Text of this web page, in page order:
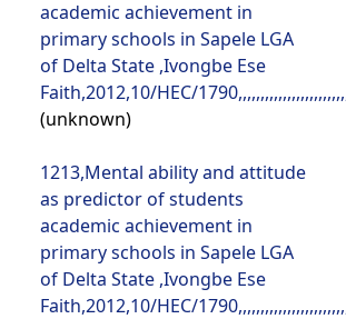
(unknown)
1213,Mental ability and attitude as predictor of students academic achievement in primary schools in Sapele LGA of Delta State ,Ivongbe Ese Faith,2012,10/HEC/1790,,,,,,,,,,,,,,,,,,,,,,,,,,,,,,,,,,,,,,,,,,,,,,,,,,,,,,,,,,,,,,,,,,,,,,,,,,,,,,,,,,,,,,,,,,,,,,,,,,,,,,,,,,,,,,,,,,,,,,,,,,,,,,,,,,,,,,,,,,,,,,,,,,,,,,,,,,,,,,,,,,,,,,,,,,,,,,,,,,,,,,,,,,,,,,,,,,,,,,,,,,,,,,,,,,,,,,,,,,,,,,,,,,,,,,,,,,,,,,,,,,,,,,,,,,,,,,,,,,,,,,,,,,,,,,,,,,,,,,,,,,,,,,,,,,,,,,,,,,,,,,,,,,,,,,,,,,,,,,,,,,,,,,,,,,,,,,,,,,,,,,,,,,,,,,,,,,,,,,,,,,,,,,,,,,,,,,,,,,,,,,,,,,,,,,,,,,,,,,,,,,,,,,,,,,,,,,,,,,,,,,,,,,,,,,,,,,,,,,,,,,,,,,,,,,,,,,,,,,,,,,,,,,,,,,,,,,,,,,,,,,,,,,,,,,,,,,,,,,,,,,,,,,,,,,,,,,,,,,,,,,,,,,,,,,,,,,,,,,,,,,,,,,,,,,,,,,,,,,,,,,,,,,,,,,,,,,,,,,,,,,,,,,,,,,,,,,,,,,,,,,,,,,,,,,,,,,,,,,,,,,,,,,,,,,,,,,,,,,,,,,,,,,,,,,,,,,,,,,,,,,,,,,,,,,,,,,,,,,,,,,,,,,,,,,,,,,,,,,,,,,,,,,,,,,,,,,,,,,,,,,,,,,,,,,,,,,,,,,,,,,,,,,,,,,,,,,,,,,,,,,,,,,,,,,,,,,,,,,,,,,,,,,,,,,,,,,,,,,,,,,,,,,,,,,,,,,,,,,,,,,,,,,,,,,,,,,,,,,,,,,,,,,,,,,,,,,,,,,,,,,,,,,,,,,,,,,,,,,,,,,,,,,,,,,,,,,,,,,,,,,,,,,,,,,,,,,,,,,,,,,,,,,,,,,,,,,,,,,,,,,,,,,,,,,,,,,,,,,,,,,,,,,,,,,,,,,,,,,,,,,,,,,,,,,,,,,,,,,,,,,,,,,,,,,,,,,,,,,,,,,,,,,,,,,,,,,,,,,,,,,,,,,,,,,,,,,,,,,,,,,,,,,,,,,,,,,,,,,,,,,,,,,,,,,,,,,,,,,,,,,,,,,,,,,,,,,,,,,,,,,,,,,,,,,,,,,,,,,,,,,,,,,,,,,,,,,,,,,,,,,,,,,,,,,,,,,,,,,,,,,,,,,,,,,,,,,,,,,,,,,,,,,,,,,,,,,,,,,,,,,,,,,,,,,,,,,,,,,,,,,,,,,,,,,,,,,,,,,,,,,,,,,,,,,,,,,,,,,,,,,,,,,,,,,,,,,,,,,,,,,,,,,,,,,,,,,,,,,,,,,,,,,,,,,,,,,,,,,,,,,,,,,,,,,,,,,,,,,,,,,,,,,,,,,,,,,,,,,,,,,,,,,,,,,,,,,,,,,,,,,,,,,,,,,,,,,,,,,,,,,,,,,,,,,,,,,,,,,,,,,,,,,,,,,,,,,,,,,,,,,,,,,,,,,,,,,,,,,,,,,,,,,,,,,,,,,,,,,,,,,,,,,,,,,,,,,,,,,,,,,,,,,,,,,,,,,,,,,,,,,,,,,,,,,,,,,,,,,,,,,,,,,,,,,,,,,,,,,,,,,,,,,,,,,,,,,,,,,,,,,,,,,,,,,,,,,,,,,,,,,,,,,,,,,,,,,,,,,,,,,,,,,,,,,,,,,,,,,,,,,,,,,,,,,,,,,,,,,,,,,,,,,,,,,,,,,,,,,,,,,,,,,,,,,,,,,,,,,,,,,,,,,,,,,,,,,,,,,,,,,,,,,,,,,,,,,,,,,,,,,,,,,,,,,,,,,,,,,,,,,,,,,,,,,,,,,,,,,,,,,,,,,,,,,,,,,,,,,,,,,,,,,,,,,,,,,,,,,,,,,,,,,,,,,,,,,,,,,,,,,,,,,,,,,,,,,,,,,,,,,,,,,,,,,,,,,,,,,,,,,,,,,,,,,,,,,,,,,,,,,,,,,,,,,,,,,,,,,,,,,,,,,,,,,,,,,,,,,,,,,,,,,,,,,,,,,,,,,,,,,,,,,,,,,,,,,,,,,,,,,,,,,,,,,,,,,,,,,,,,,,,,,,,,,,,,,,,,,,,,,,,,,,,,,,,,,,,,,,,,,,,,,,,,,,,,,,,,,,,,,,,,,,,,,,,,,,,,,,,,,,,,,,,,,,,,,,,,,,,,,,,,,,,,,,,,,,,,,,,,,,,,,,,,,,,,,,,,,,,,,,,,,,,,,,,,,,,,,,,,,,,,,,,,,,,,,,,,,,,,,,,,,,,,,,,,,,,,,,,,,,,,,,,,,,,,,,,,,,,,,,,,,,,,,,,,,,,,,,,,,,,,,,,,,,,,,,,,,,,,,,,,,,,,,,,,,,,,,,,,,,,,,,,,,,,,,,,,,,,,,,,,,,,,,,,,,,,,,,,,,,,,,,,,,,,,,,,,,,,,,,,,,,,,,,,,,,,,,,,,,,,,,,,,,,,,,,,,,,,,,,,,,,,,,,,,,,,,,,,,,,,,,,,,,,,,,,,,,,,,,,,,,,,,,,,,,,,,,,,,,,,,,,,,,,,,,,,,,,,,,,,,,,,,,,,,,,,,,,,,,,,,,,,,,,,,,,,,,,,,,,,,,,,,,,,,,,,,,,,,,,,,,,,,,,,,,,,,,,,,,,,,,,,,,,,,,,,,,,,,,,,,,,,,,,,,,,,,,,,,,,,,,,,,,,,,,,,,,,,,,,,,,,,,,,,,,,,,,,,,,,,,,,,,,,,,,,,,,,,,,,,,,,,,,,,,,,,,,,,,,,,,,,,,,,,,,,,,,,,,,,,,,,,,,,,,,,,,,,,,,,,,,,,,,,,,,,,,,,,,,,,,,,,,,,,,,,,,,,,,,,,,,,,,,,,,,,,,,,,,,,,,,,,,,,,,,,,,,,,,,,,,,,,,,,,,,,,,,,,,,,,,,,,,,,,,,,,,,,,,,,,,,,,,,,,,,,,,,,,,,,,,,,,,,,,,,,,,,,,,,,,,,,,,,,,,,,,,,,,,,,,,,,,,,,,,,,,,,,,,,,,,,,,,,,,,,,,,,,,,,,,,,,,,,,,,,,,,,,,,,,,,,,,,,,,,,,,,,,,,,,,,,,,,,,,,,,,,,,,,,,,,,,,,,,,,,,,,,,,,,,,,,,,,,,,,,,,,,,,,,,,,,,,,,,,,,,,,,,,,,,,,,,,,,,,,,,,,,,,,,,,,,,,,,,,,,,,,,,,,,,,,,,,,,,,,,,,,,,,,,,,,,,,,,,,,,,,,,,,,,,,,,,,,,,,,,,,,,,,,,,,,,,,,,,,,,,,,,,,,,,,,,,,,,,,,,,,,,,,,,,,,,,,,,,,,,,,,,,,,,,,,,,,,,,,,,,,,,,,,,,,,,,,,,,,,,,,,,,,,,,,,,,,,,,,,,,,,,,,,,,,,,,,,,,,,,,,,,,,,,,,,,,,,,,,,,,,,,,,,,,,,,,,,,,,,,,,,,,,,,,,,,,,,,,,,,,,,,,,,,,,,,,,,,,,,,,,,,,,,,,,,,,,,,,,,,,,,,,,,,,,,,,,,,,,,,,,,,,,,,,,,,,,,,,,,,,,,,,,,,,,,,,,,,,,,,,,,,,,,,,,,,,,,,,,,,,,,,,,,,,,,,,,,,,,,,,,,,,,,,,,,,,,,,,,,,,,,,,,,,,,,,,,,,,,,,,,,,,,,,,,,,,,,,,,,,,,,,,,,,,,,,,,,,,,,,,,,,,,,,,,,,,,,,,,,,,,,,,,,,,,,,,,,,,,,,,,,,,,,,,,,,,,,,,,,,,,,,,,,,,,,,,,,,,,,,,,,,,,,,,,,,,,,,,,,,,,,,,,,,,,,,,,,,,,,,,,,,,,,,,,,,,,,,,,,,,,,,,,,,,,,,,,,,,,,,,,,,,,,,,,,,,,,,,,,,,,,,,,,,,,,,,,,,,,,,,,,,,,,,,,,,,,,,,,,,,,,,,,,,,,,,,,,,,,,,,,,,,,,,,,,,,,,,,,,,,,,,,,,,,,,,,,,,,,,,,,,,,,,,,,,,,,,,,,,,,,,,,,,,,,,,,,,,,,,,,,,,,,,,,,,,,,,,,,,,,,,,,,,,,,,,,,,,,,,,,,,,,,,,,,,,,,,,,,,,,,,,,,,,,,,,,,,,,,,,,,,,,,,,,,,,,,,,,,,,,,,,,,,,,,,,,,,,,,,,,,,,,,,,,,,,,,,,,,,,,,,,,,,,,,,,,,,,,,,,,,,,,,,,,,,,,,,,,,,,,,,,,,,,,,,,,,,,,,,,,,,,,,,,,,,,,,,,,,,,,,,,,,,,,,,,,,,,,,,,,,,,,,,,,,,,,,,,,,,,,,,,,,,,,,,,,,,,,,,,,,,,,,,,,,,,,,,,,,,,,,,,,,,,,,,,,,,,,,,,,,,,,,,,,,,,,,,,,,,,,,,,,,,,,,,,,,,,,,,,,,,,,,,,,,,,,,,,,,,,,,,,,,,,,,,,,,,,,,,,,,,,,,,,,,,,,,,,,,,,,,,,,,,,,,,,,,,,,,,,,,,,,,,,,,,,,,,,,,,,,,,,,,,,,,,,,,,,,,,,,,,,,,,,,,,,,,,,,,,,,,,,,,,,,,,,,,,,,,,,,,,,,,,,,,,,,,,,,,,,,,,,,,,,,,,,,,,,,,,,,,,,,,,,,,,,,,,,,,,,,,,,,,,,,,,,,,,,,,,,,,,,,,,,,,,,,,,,,,,,,,,,,,,,,,,,,,,,,,,,,,,,,,,,,,,,,,,,,,,,,,,,,,,,,,,,,,,,,,,,,,,,,,,,,,,,,,,,,,,,,,,,,,,,,,,,,,,,,,,,,,,,,,,,,,,,,,,,,,,,,,,,,,,,,,,,,,,,,,,,,,,,,,,,,,,,,,,,,,,,,,,,,,,,,,,,,,,,,,,,,,,,,,,,,,,,,,,,,,,,,,,,,,,,,,,,,,,,,,,,,,,,,,,,,,,,,,,,,,,,,,,,,,,,,,,,,,,,,,,,,,,,,,,,,,,,,,,,,,,,,,,,,,,,,,,,,,,,,,,,,,,,,,,,,,,,,,,,,,,,,,,,,,,,,,,,,,,,,,,,,,,,,,,,,,,,,,,,,,,,,,,,,,,,,,,,,,,,,,,,,,,,,,,,,,,,,,,,,,,,,,,,,,,,,,,,,,,,,,,,,,,,,,,,,,,,,,,,,,,,,,,,,,,,,,,,,,,,,,,,,,,,,,,,,,,,,,,,,,,,,,,,,,,,,,,,,,,,,,,,,,,,,,,,,,,,,,,,,,,,,,,,,,,,,,,,,,,,,,,,,,,,,,,,,,,,,,,,,,,,,,,,,,,,,,,,,,,,,,,,,,,,,,,,,,,,,,,,,,,,,,,,,,,,,,,,,,,,,,,,,,,,,,,,,,,,,,,,,,,,,,,,,,,,,,,,,,,,,,,,,,,,,,,,,,,,,,,,,,,,,,,,,,,,,,,,,,,,,,,,,,,,,,,,,,,,,,,,,,,,,,,,,,,,,,,,,,,,,,,,,,,,,,,,,,,,,,,,,,,,,,,,,,,,,,,,,,,,,,,,,,,,,,,,,,,,,,,,,,,,,,,,,,,,,,,,,,,,,,,,,,,,,,,,,,,,,,,,,,,,,,,,,,,,,,,,,,,,,,,,,,,,,,,,,,,,,,,,,,,,,,,,,,,,,,,,,,,,,,,,,,,,,,,,,,,,,,,,,,,,,,,,,,,,,,,,,,,,,,,,,,,,,,,,,,,,,,,,,,,,,,,,,,,,,,,,,,,,,,,,,,,,,,,,,,,,,,,,,,,,,,,,,,,,,,,,,,,,,,,,,,,,,,,,,,,,,,,,,,,,,,,,,,,,,,,,,,,,,,,,,,,,,,,,,,,,,,,,,,,,,,,,,,,,,,,,,,,,,,,,,,,,,,,,,,,,,,,,,,,,,,,,,,,,,,,,,,,,,,,,,,,,,,,,,,,,,,,,,,,,,,,,,,,,,,,,,,,,,,,,,,,,,,,,,,,,,,,,,,,,,,,,,,,,,,,,,,,,,,,,,,,,,,,,,,,,,,,,,,,,,,,,,,,,,,,,,,,,,,,,,,,,,,,,,,,,,,,,,,,,,,,,,,,,,,,,,,,,,,,,,,,,,,,,,,,,,,,,,,,,,,,,,,,,,,,,,,,,,,,,,,,,,,,,,,,,,,,,,,,,,,,,,,,,,,,,,,,,,,,,,,,,,,,,,,,,,,,,,,,,,,,,,,,,,,,,,,,,,,,,,,,,,,,,,,,,,,,,,,,,,,,,,,,,,,,,,,,,,,,,,,,,,,,,,,,,,,,,,,,,,,,,,,,,,,,,,,,,,,,,,,,,,,,,,,,,,,,,,,,,,,,,,,,,,,,,,,,,,,,,,,,,,,,,,,,,,,,,,,,,,,,,,,,,,,,,,,,,,,,,,,,,,,,,,,,,,,,,,,,,,,,,,,,,,,,,,,,,,,,,,,,,,,,,,,,,,,,,,,,,,,,,,,,,,,,,,,,,,,,,,,,,,,,,,,,,,,,,,,,,,,,,,,,,,,,,,,,,,,,,,,,,,,,,,,,,,,,,,,,,,,,,,,,,,,,,,,,,,,,,,,,,,,,,,,,,,,,,,,,,,,,,,,,,,,,,,,,,,,,,,,,,,,,,,,,,,,,,,,,,,,,,,,,,,,,,,,,,,,,,,,,,,,,,,,,,,,,,,,,,,,,,,,,,,,,,,,,,,,,,,,,,,,,,,,,,,,,,,,,,,,,,,,,,,,,,,,,,,,,,,,,,,,,,,,,,,,,,,,,,,,,,,,,,,,,,,,,,,,,,,,,,,,,,,,,,,,,,,,,,,,,,,,,,,,,,,,,,,,,,,,,,,,,,,,,,,,,,,,,,,,,,,,,,,,,,,,,,,,,,,,,,,,,,,,,,,,,,,,,,,,,,,,,,,,,,,,,,,,,,,,,,,,,,,,,,,,,,,,,,,,,,,,,,,,,,,,,,,,,,,,,,,,,,,,,,,,,,,,,,,,,,,,,,,,,,,,,,,,,,,,,,,,,,,,,,,,,,,,,,,,,,,,,,,,,,,,,,,,,,,,,,,,,,,,,,,,,,,,,,,,,,,,,,,,,,,,,,,,,,,,,,,,,,,,,,,,,,,,,,,,,,,,,,,,,,,,,,,,,,,,,,,,,,,,,,,,,,,,,,,,,,,,,,,,,,,,,,,,,,,,,,,,,,,,,,,,,,,,,,,,,,,,,,,,,,,,,,,,,,,,,,,,,,,,,,,,,,,,,,,,,,,,,,,,,,,,,,,,,,,,,,,,,,,,,,,,,,,,,,,,,,,,,,,,,,,,,,,,,,,,,,,,,,,,,,,,,,,,,,,,,,,,,,,,,,,,,,,,,,,,,,,,,,,,,,,,,,,,,,,,,,,,,,,,,,,,,,,,,,,,,,,,,,,,,,,,,,,,,,,,,,,,,,,,,,,,,,,,,,,,,,,,,,,,,,,,,,,,,,,,,,,,,,,,,,,,,,,,,,,,,,,,,,,,,,,,,,,,,,,,,,,,,,,,,,,,,,,,,,,,,,,,,,,,,,,,,,,,,,,,,,,,,,,,,,,,,,,,,,,,,,,,,,,,,,,,,,,,,,,,,,,,,,,,,,,,,,,,,,,,,,,,,,,,,,,,,,,,,,,,,,,,,,,,,,,,,,,,,,,,,,,,,,,,,,,,,,,,,,,,,,,,,,,,,,,,,,,,,,,,,,,,,,,,,,,,,,,,,,,,,,,,,,,,,,,,,,,,,,,,,,,,,,,,,,,,,,,,,,,,,,,,,,,,,,,,,,,,,,,,,,,,,,,,,,,,,,,,,,,,,,,,,,,,,,,,,,,,,,,,,,,,,,,,,,,,,,,,,,,,,,,,,,,,,,,,,,,,,,,,,,,,,,,,,,,,,,,,,,,,,,,,,,,,,,,,,,,,,,,,,,,,,,,,,,,,,,,,,,,,,,,,,,,,,,,,,,,,,,,,,,,,,,,,,,,,,,,,,,,,,,,,,,,,,,,,,,,,,,,,,,,,,,,,,,,,,,,,,,,,,,,,,,,,,,,,,,,,,,,,,,,,,,,,,,,,,,,,,,,,,,,,,,,,,,,,,,,,,,,,,,,,,,,,,,,,,,,,,,,,,,,,,,,,,,,,,,,,,,,,,,,,,,,,,,,,,,,,,,,,,,,,,,,,,,,,,,,,,,,,,,,,,,,,,,,,,,,,,,,,,,,,,,,,,,,,,,,,,,,,,,,,,,,,,,,,,,,,,,,,,,,,,,,,,,,,,,,,,,,,,,,,,,,,,,,,,,,,,,,,,,,,,,,,,,,,,,,,,,,,,,,,,,,,,,,,,,,,,,,,,,,,,,,,,,,,,,,,,,,,,,,,,,,,,,,,,,,,,,,,,,,,,,,,,,,,,,,,,,,,,,,,,,,,,,,,,,,,,,,,,,,,,,,,,,,,,,,,,,,,,,,,,,,,,,,,,,,,,,,,,,,,,,,,,,,,,,,,,,,,,,,,,,,,,,,,,,,,,,,,,,,,,,,,,,,,,,,,,,,,,,,,,,,,,,,,,,,,,,,,,,,,,,,,,,,,,,,,,,,,,,,,,,,,,,,,,,,,,,,,,,,,,,,,,,,,,,,,,,,,,,,,,,,,,,,,,,,,,,,,,,,,,,,,,,,,,,,,,,,,,,,,,,,,,,,,,,,,,,,,,,,,,,,,,,,,,,,,,,,,,,,,,,,,,,,,,,,,,,,,,,,,,,,,,,,,,,,,,,,,,,,,,,,,,,,,,,,,,,,,,,,,,,,,,,,,,,,,,,,,,,,,,,,,,,,,,,,,,,,,,,,,,,,,,,,,,,,,,,,,,,,,,,,,,,,,,,,,,,,,,,,,,,,,,,,,,,,,,,,,,,,,,,,,,,,,,,,,,,,,,,,,,,,,,,,,,,,,,,,,,,,,,,,,,,,,,,,,,,,,,,,,,,,,,,,,,,,,,,,,,,,,,,,,,,,,,,,,,,,,,,,,,,,,,,,,,,,,,,,,,,,,,,,,,,,,,,,,,,,,,,,,,,,,,,,,,,,,,,,,,,,,,,,,,,,,,,,,,,,,,,,,,,,,,,,,,,,,,,,,,,,,,,,,,,,,,,,,,,,,,,,,,,,,,,,,,,,,,,,,,,,,,,,,,,,,,,,,,,,,,,,,,,,,,,,,,,,,,,,,,,,,,,,,,,,,,,,,,,,,,,,,,,,,,,,,,,,,,,,,,,,,,,,,,,,,,,,,,,,,,,,,,,,,,,,,,,,,,,,,,,,,,,,,,,,,,,,,,,,,,,,,,,,,,,,,,,,,,,,,,,,,,,,,,,,,,,,,,,,,,,,,,,,,,,,,,,,,,,,,,,,,,,,,,,,,,,,,,,,,,,,,,,,,,,,,,,,,,,,,,,,,,,,,,,,,,,,,,,,,,,,,,,,,,,,,,,,,,,,,,,,,,,,,,,,,,,,,,,,,,,,,,,,,,,,,,,,,,,,,,,,,,,,,,,,,,,,,,,,,,,,,,,,,,,,,,,,,,,,,,,,,,,,,,,,,,,,,,,,,,,,,,,,,,,,,,,,,,,,,,,,,,,,,,,,,,,,,,,,,,,,,,,,,,,,,,,,,,,,,,,,,,,,,,,,,,,,,,,,,,,,,,,,,,,,,,,,,,,,,,,,,,,,,,,,,,,,,,,,,,,,,,,,,,,,,,,,,,,,,,,,,,,,,,,,,,,,,,,,,,,,,,,,,,,,,,,,,,,,,,,,,,,,,,,,,,,,,,,,,,,,,,,,,,,,,,,,,,,,,,,,,,,,,,,,,,,,,,,,,,,,,,,,,,,,,,,,,,,,,,,,,,,,,,,,,,,,,,,,,,,,,,,,,,,,,,,,,,,,,,,,,,,,,,,,,,,,,,,,,,,,,,,,,,,,,,,,,,,,,,,,,,,,,,,,,,,,,,,,,,,,,,,,,,,,,,,,,,,,,,,,,,,,,,,,,,,,,,,,,,,,,,,,,,,,,,,,,,,,,,,,,,,,,,,,,,,,,,,,,,,,,,,,,,,,,,,,,,,,,,,,,,,,,,,,,,,,,,,,,,,,,,,,,,,,,,,,,,,,,,,,,,,,,,,,,,,,,,,,,,,,,,,,,,,,,,,,,,,,,,,,,,,,,,,,,,,,,,,,,,,,,,,,,,,,,,,,,,,,,,,,,,,,,,,,,,,,,,,,,,,,,,,,,,,,,,,,,,,,,,,,,,,,,,,,,,,,,,,,,,,,,,,,,,,,,,,,,,,,,,,,,,,,,,,,,,,,,,,,,,,,,,,,,,,,,,,,,,,,,,,,,,,,,,,,,,,,,,,,,,,,,,,,,,,,,,,,,,,,,,,,,,,,,,,,,,,,,,,,,,,,,,,,,,,,,,,,,,,,,,,,,,,,,,,,,,,,,,,,,,,,,,,,,,,,,,,,,,,,,,,,,,,,,,,,,,,,,,,,,,,